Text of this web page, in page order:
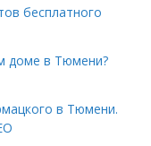
бесплатного
доме в Тюмени?
в Тюмени.